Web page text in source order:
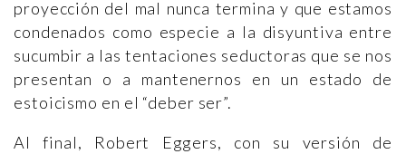
proyección del mal nunca termina y que estamos
condenados como especie a la disyuntiva entre
sucumbir a las tentaciones seductoras que se nos
presentan o a mantenernos en un estado de
estoicismo en el “deber ser”.
Al final, Robert Eggers, con su versión de